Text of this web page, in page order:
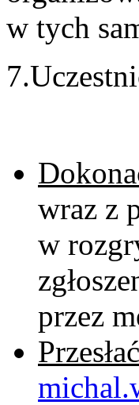
w tych
wraz z
w
przez